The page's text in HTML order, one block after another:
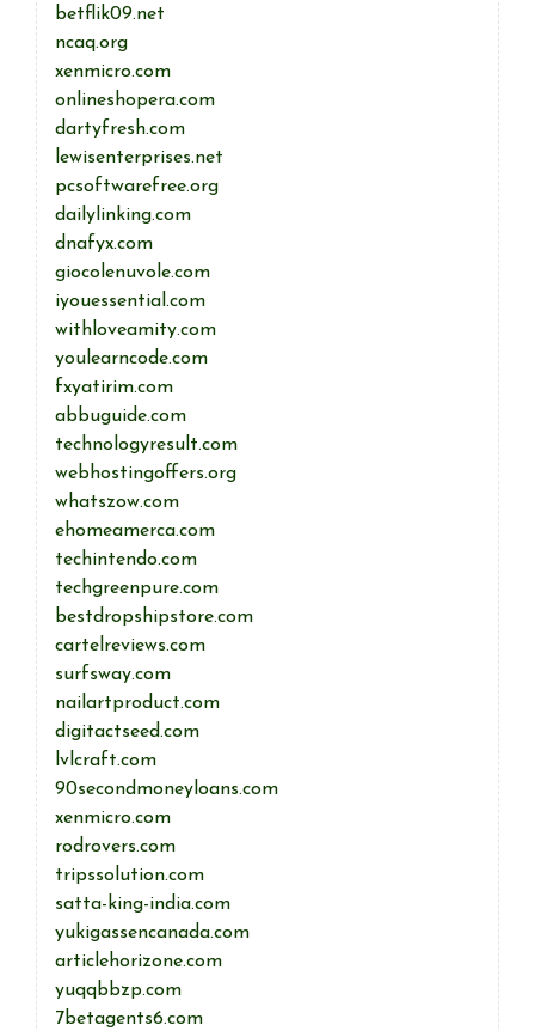
betflik09.net
ncaq.org
xenmicro.com
onlineshopera.com
dartyfresh.com
lewisenterprises.net
pcsoftwarefree.org
dailylinking.com
dnafyx.com
giocolenuvole.com
iyouessential.com
withloveamity.com
youlearncode.com
fxyatirim.com
abbuguide.com
technologyresult.com
webhostingoffers.org
whatszow.com
ehomeamerca.com
techintendo.com
techgreenpure.com
bestdropshipstore.com
cartelreviews.com
surfsway.com
nailartproduct.com
digitactseed.com
lvlcraft.com
90secondmoneyloans.com
xenmicro.com
rodrovers.com
tripssolution.com
satta-king-india.com
yukigassencanada.com
articlehorizone.com
yuqqbbzp.com
7betagents6.com